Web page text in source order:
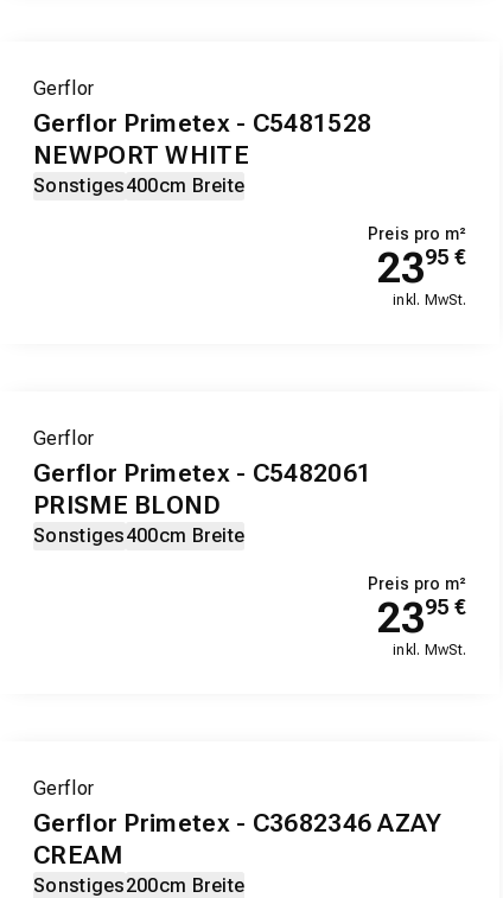
Gerflor
Gerflor Primetex - C5481528
NEWPORT WHITE
Sonstiges400cm Breite
Preis pro m²
2395 €
inkl. MwSt.
Gerflor
Gerflor Primetex - C5482061
PRISME BLOND
Sonstiges400cm Breite
Preis pro m²
2395 €
inkl. MwSt.
Gerflor
Gerflor Primetex - C3682346 AZAY
CREAM
Sonstiges200cm Breite